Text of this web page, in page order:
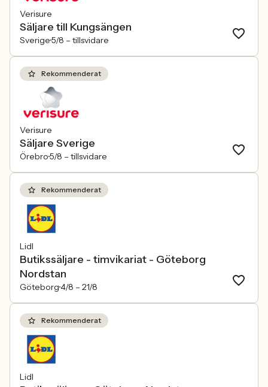
Verisure
Säljare till Kungsängen
Sverige5/8 – tillsvidare
Rekommenderat
Verisure
Säljare Sverige
Örebro5/8 – tillsvidare
Rekommenderat
Lidl
Butikssäljare - timvikariat - Göteborg
Nordstan
Göteborg4/8 – 21/8
Rekommenderat
Lidl